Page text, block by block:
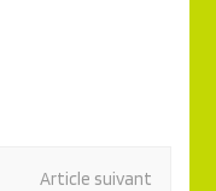
Article suivant